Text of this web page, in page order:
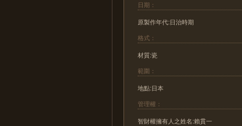
日期：
原製作年代:日治時期
格式：
材質:瓷
範圍：
地點:日本
管理權：
智財權擁有人之姓名:賴貫一